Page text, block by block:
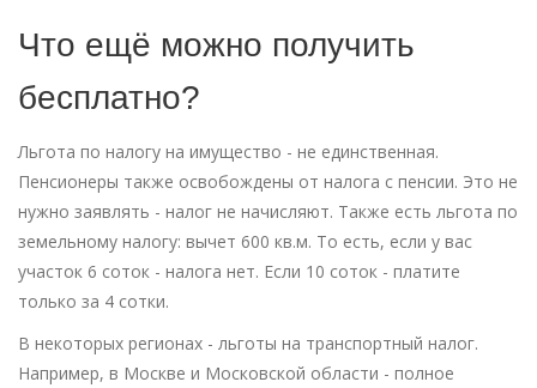
Что ещё можно получить
бесплатно?
Льгота по налогу на имущество - не единственная.
Пенсионеры также освобождены от налога с пенсии. Это не
нужно заявлять - налог не начисляют. Также есть льгота по
земельному налогу: вычет 600 кв.м. То есть, если у вас
участок 6 соток - налога нет. Если 10 соток - платите
только за 4 сотки.
В некоторых регионах - льготы на транспортный налог.
Например, в Москве и Московской области - полное